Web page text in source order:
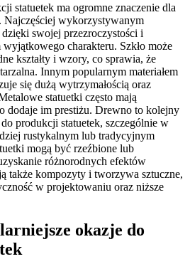
statuetek ma ogromne znaczenie dla
Najczęściej wykorzystywanym
dzięki swojej przezroczystości i
charakteru. Szkło może
kształty i wzory, co sprawia, że
Innym popularnym materiałem
się dużą wytrzymałością oraz
statuetki często mają
dodaje im prestiżu. Drewno to kolejny
produkcji statuetek, szczególnie w
rustykalnym lub tradycyjnym
mogą być rzeźbione lub
różnorodnych efektów
także kompozyty i tworzywa sztuczne,
w projektowaniu oraz niższe
okazje do